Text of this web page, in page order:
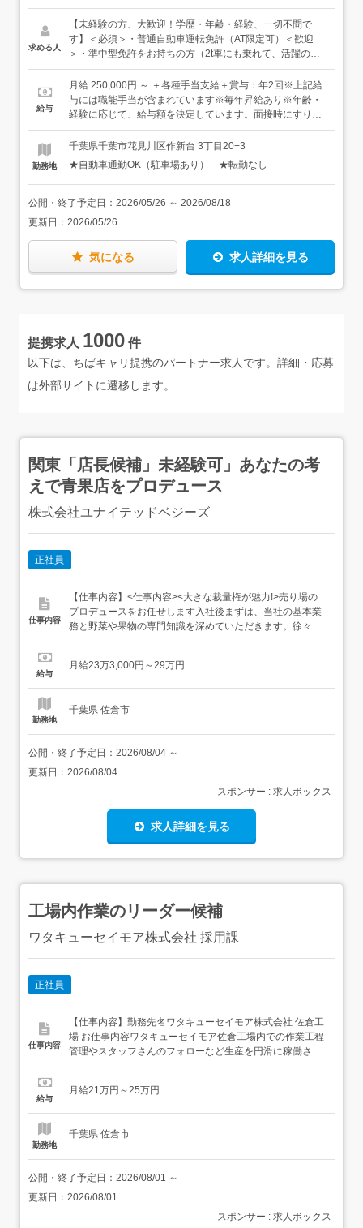
複雑な道はあまりないので、未経験の方でも安心です。
【具体的には…】・建材や設備の積み込み・現場や工務店
への配送・現場での荷下ろし場所の確認★重量物・大型品
の積み込みは安全に考慮して2人で対応します。★職人さ
はほぼありません。夜間配送・宿泊を伴う配送も一切あり
ません。遠方（勝浦・館山・銚子方面など）への配送も、
すべて日帰りです。【入社後は…】最初は必ず、先輩と2
い方を、現場で一つずつ覚えていきましょう。「何ヶ月で
一人立ち」という決まりはありません。あなたのペースに
合わせて、徐々に慣れていけば大丈夫です。
求める人
【未経験の方、大歓迎！学歴・年齢・経験、一切不問で
す】＜必須＞・普通自動車運転免許（AT限定可）＜歓迎
＞・準中型免許をお持ちの方（2t車にも乗れて、活躍の幅
が広がります！）・ドライバー経験・配送経験のある方
（業界不問）・建築業界での就業経験がある方★どれも
「あれば活かせる」経験や免許ですので、なくても大丈夫
です。＜こんな方に向いています＞・車の運転が好きな
にやりがいを感じる方★顧客対応は他の社内スタッフが行
給与
月給 250,000円 ～ ＋各種手当支給＋賞与：年2回※上記給
与には職能手当が含まれています※毎年昇給あり※年齢・
経験に応じて、給与額を決定しています。面接時にすり合
わせましょう
勤務地
千葉県千葉市花見川区作新台 3丁目20−3
★自動車通勤OK（駐車場あり） ★転勤なし
公開・終了予定日： 2026/05/26 ～ 2026/08/18
更新日： 2026/05/26
気になる 求人詳細を見る
提携求人 1000 件
以下は、ちばキャリ提携のパートナー求人です。詳細・応募
は外部サイトに遷移します。
関東「店長候補」未経験可」あなたの考
えで青果店をプロデュース
株式会社ユナイテッドベジーズ
正社員
仕事内容
【仕事内容】<仕事内容><大きな裁量権が魅力!>売り場の
プロデュースをお任せします入社後まずは、当社の基本業
務と野菜や果物の専門知識を深めていただきます。徐々に
運営・管理業務に携わっていただき、将来的には店長とし
接客販売・発注、商品加工・陳列、レイアウト決定・数値
給与
月給23万3,000円～29万円
勤務地
千葉県 佐倉市
公開・終了予定日： 2026/08/04 ～
更新日： 2026/08/04
スポンサー : 求人ボックス
求人詳細を見る
工場内作業のリーダー候補
ワタキューセイモア株式会社 採用課
正社員
仕事内容
【仕事内容】勤務先名ワタキューセイモア株式会社 佐倉工
場 お仕事内容ワタキューセイモア佐倉工場内での作業工程
管理やスタッフさんのフォローなど生産を円滑に稼働させ
る為の管理業務を行って頂きます。<具体的には>・スタッ
の他、社有車で近隣まで所用で出かけることもございま
給与
月給21万円～25万円
勤務地
千葉県 佐倉市
公開・終了予定日： 2026/08/01 ～
更新日： 2026/08/01
スポンサー : 求人ボックス